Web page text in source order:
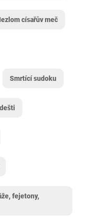
císařův meč
Smrtící sudoku
fejetony,